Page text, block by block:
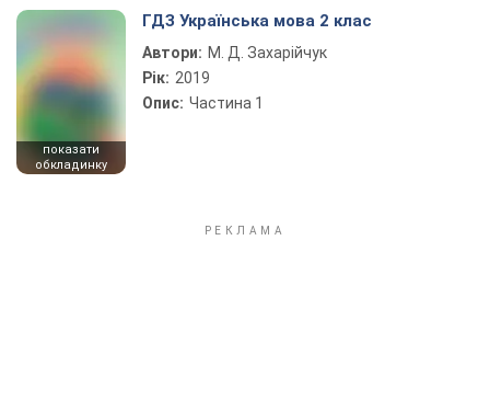
показати
обкладинку
ГДЗ Українська мова 2 клас
Автори: М. Д. Захарійчук
Рік: 2019
Опис: Частина 1